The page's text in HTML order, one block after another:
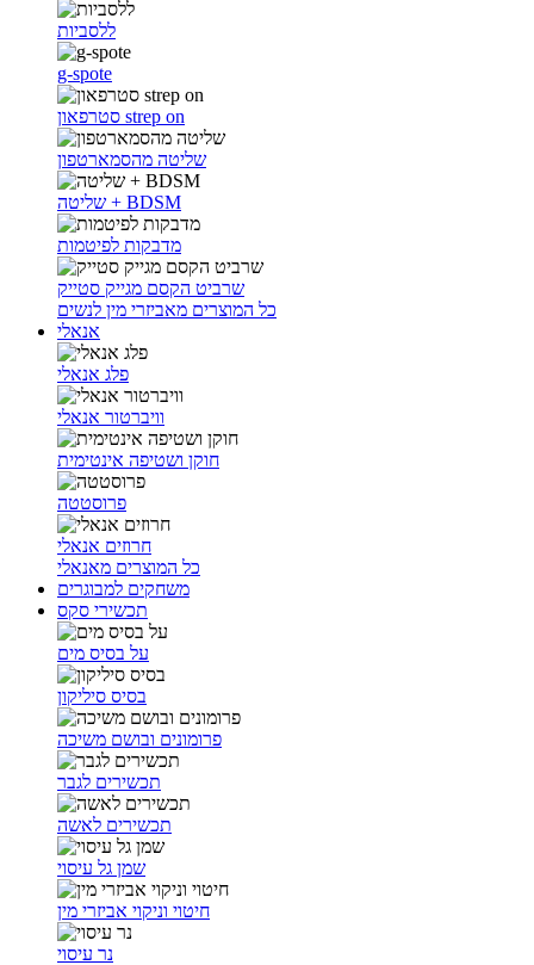
ללסביות
g-spote
סטרפאון strep on
שליטה מהסמארטפון
שליטה + BDSM
מדבקות לפיטמות
שרביט הקסם מגייק סטייק
כל המוצרים מאביזרי מין לנשים
אנאלי
פלג אנאלי
וויברטור אנאלי
חוקן ושטיפה אינטימית
פרוסטטה
חרוזים אנאלי
כל המוצרים מאנאלי
משחקים למבוגרים
תכשירי סקס
על בסיס מים
בסיס סיליקון
פרומונים ובושם משיכה
תכשירים לגבר
תכשירים לאשה
שמן גל עיסוי
חיטוי וניקוי אביזרי מין
נר עיסוי